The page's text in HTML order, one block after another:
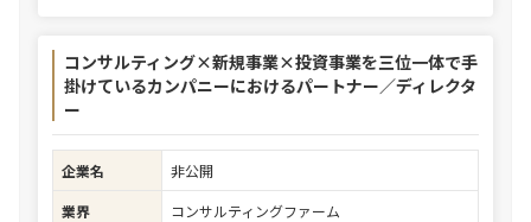
コンサルティング×新規事業×投資事業を三位一体で手
掛けているカンパニーにおけるパートナー／ディレクタ
ー
企業名
非公開
業界
コンサルティングファーム